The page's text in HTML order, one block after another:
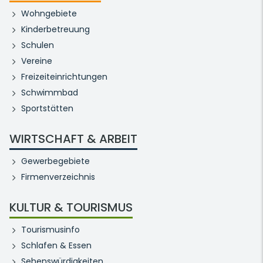
Wohngebiete
Kinderbetreuung
Schulen
Vereine
Freizeiteinrichtungen
Schwimmbad
Sportstätten
WIRTSCHAFT & ARBEIT
Gewerbegebiete
Firmenverzeichnis
KULTUR & TOURISMUS
Tourismusinfo
Schlafen & Essen